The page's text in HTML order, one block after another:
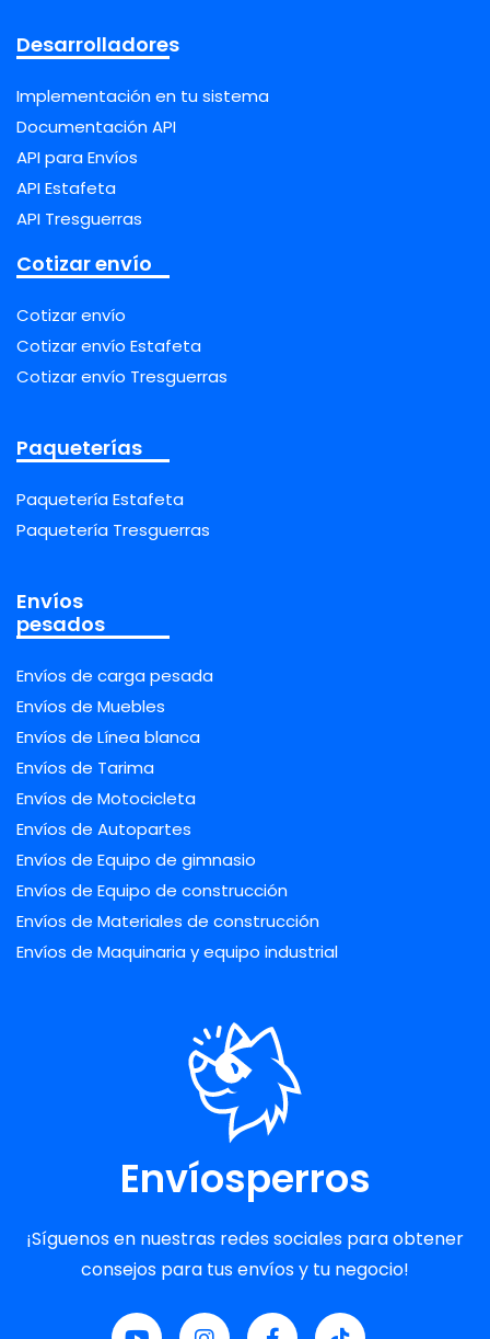
Desarrolladores
Implementación en tu sistema
Documentación API
API para Envíos
API Estafeta
API Tresguerras
Cotizar envío
Cotizar envío
Cotizar envío Estafeta
Cotizar envío Tresguerras
Paqueterías
Paquetería Estafeta
Paquetería Tresguerras
Envíos
pesados
Envíos de carga pesada
Envíos de Muebles
Envíos de Línea blanca
Envíos de Tarima
Envíos de Motocicleta
Envíos de Autopartes
Envíos de Equipo de gimnasio
Envíos de Equipo de construcción
Envíos de Materiales de construcción
Envíos de Maquinaria y equipo industrial
Envíosperros
¡Síguenos en nuestras redes sociales para obtener
consejos para tus envíos y tu negocio!